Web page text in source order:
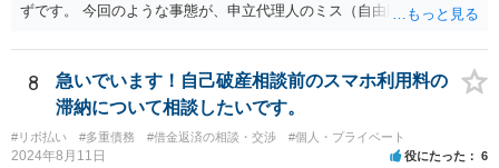
ずです。 今回のような事態が、申立代理人のミス（自由財産拡張申立
知識がない）なのか、お書きの事情からはわかりませんので、依頼し
た弁護士を交えて裁判所の意見も聞いて対応した方がよいと思いま
8
急いでいます！自己破産相談前のスマホ利用料の
滞納について相談したいです。
#リボ払い #多重債務 #借金返済の相談・交渉 #個人・プライベート
2024年8月11日 役にたった 6